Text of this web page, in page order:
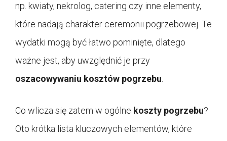
np. kwiaty, nekrolog, catering czy inne elementy,
które nadają charakter ceremonii pogrzebowej. Te
wydatki mogą być łatwo pominięte, dlatego
ważne jest, aby uwzględnić je przy
oszacowywaniu kosztów pogrzebu.
Co wlicza się zatem w ogólne koszty pogrzebu?
Oto krótka lista kluczowych elementów, które